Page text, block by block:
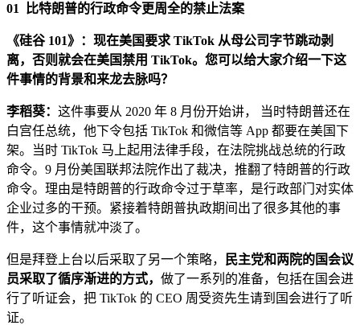
01 比特朗普的行政命令更周全的禁止法案
《硅谷 101》：现在美国要求 TikTok 从母公司字节跳动剥
离，否则就会在美国禁用 TikTok。您可以给大家介绍一下这
件事情的背景和来龙去脉吗？
李稻葵： 这件事要从 2020 年 8 月份开始讲， 当时特朗普还在
白宫任总统，他下令包括 TikTok 和微信等 App 都要在美国下
架。当时 TikTok 马上起用法律手段，在法院挑战总统的行政
命令。9 月份美国联邦法院作出了裁决，推翻了特朗普的行政
命令。理由是特朗普的行政命令过于草率，是行政部门对实体
企业过多的干预。紧接着特朗普执政期间出了很多其他的事
件，这个事情就冲淡了。
但是拜登上台以后采取了另一个策略，
民主党和两院的国会议
员采取了循序渐进的方式， 做了一系列的准备，包括在国会进
行了听证会，把 TikTok 的 CEO 周受资先生请到国会进行了听
证。